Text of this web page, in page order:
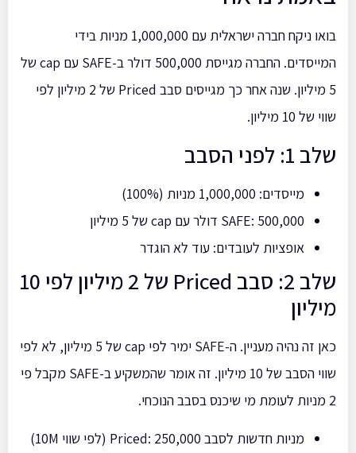
בואו ניקח חברה ישראלית עם 1,000,000 מניות בידי
המייסדים. החברה מגייסת 500,000 דולר ב-SAFE עם cap של
5 מיליון. שנה אחר כך מגייסים סבב Priced של 2 מיליון לפי
שווי של 10 מיליון.
שלב 1: לפני הסבב
מייסדים: 1,000,000 מניות (100%)
SAFE: 500,000 דולר עם cap של 5 מיליון
אופציות לעובדים: עוד לא הוגדר
שלב 2: סבב Priced של 2 מיליון לפי 10
מיליון
כאן זה נהיה מעניין. ה-SAFE ימיר לפי cap של 5 מיליון, לא לפי
שווי הסבב של 10 מיליון. זה אומר שהמשקיע ב-SAFE מקבל פי
2 מניות לעומת מי שיכנס בסבב הנוכחי.
מניות חדשות לסבב Priced: 250,000 (לפי שווי 10M)